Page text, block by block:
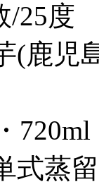
/25度
(鹿
720ml
式蒸留